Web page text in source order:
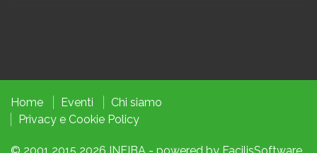
Home Eventi
Chi siamo
Privacy e Cookie Policy